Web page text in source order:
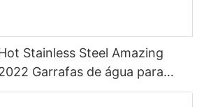
Stainless Steel Amazing
Garrafas de água para
com cor personalizada